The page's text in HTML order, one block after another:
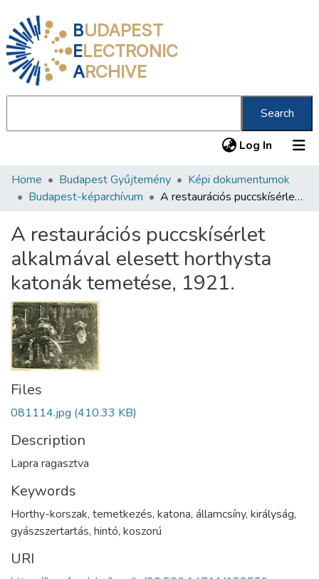
BUDAPEST
ELECTRONIC
ARCHIVE
Search
Log In (current)
Communities & Collections
Statistics
About us
Home Budapest Gyűjtemény
Képi dokumentumok
Budapest-képarchívum
A restaurációs puccskísérlet alkalmával elesett horthysta katonák temetése, 1921.
A restaurációs puccskísérlet
alkalmával elesett horthysta
katonák temetése, 1921.
Files
081114.jpg (410.33 KB)
Description
Lapra ragasztva
Keywords
Horthy-korszak, temetkezés, katona, államcsíny, királyság,
gyászszertartás, hintó, koszorú
URI